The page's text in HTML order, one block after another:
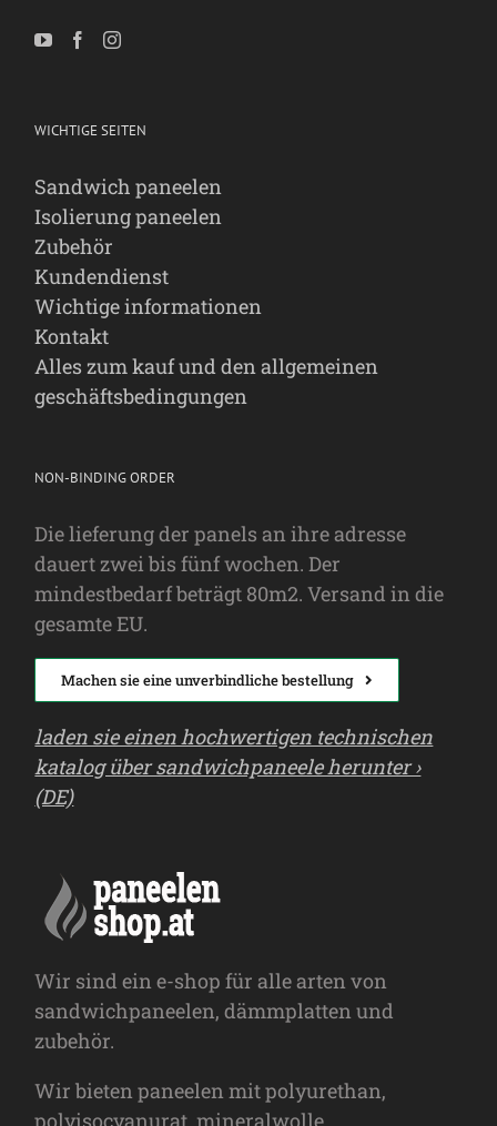
WICHTIGE SEITEN
Sandwich paneelen
Isolierung paneelen
Zubehör
Kundendienst
Wichtige informationen
Kontakt
Alles zum kauf und den allgemeinen
geschäftsbedingungen
NON-BINDING ORDER
Die lieferung der panels an ihre adresse
dauert zwei bis fünf wochen. Der
mindestbedarf beträgt 80m2. Versand in die
gesamte EU.
Machen sie eine unverbindliche bestellung
laden sie einen hochwertigen technischen
katalog über sandwichpaneele herunter ›
(DE)
Wir sind ein e-shop für alle arten von
sandwichpaneelen, dämmplatten und
zubehör.
Wir bieten paneelen mit polyurethan,